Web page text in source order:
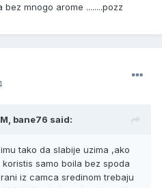
mnogo arome ........pozz
bane76 said:
tako da slabije uzima ,ako
samo boila bez spoda
iz camca sredinom trebaju